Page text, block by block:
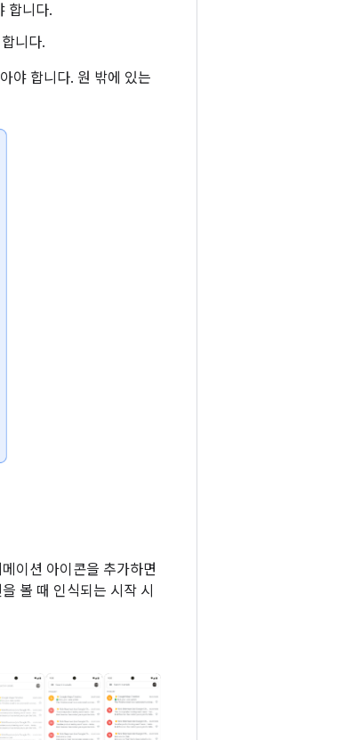
합니다.
니다.
야 합니다. 원 밖에 있는
이션 아이콘을 추가하면
볼 때 인식되는 시작 시